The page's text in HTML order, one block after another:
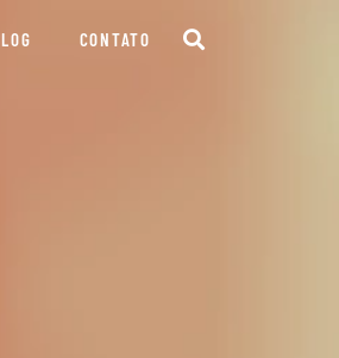
CONTATO